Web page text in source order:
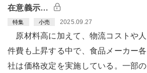
在意義示…
特集 小売 2025.09.27
原材料高に加えて、物流コストや人
件費も上昇する中で、食品メーカー各
社は価格改定を実施している。一部の